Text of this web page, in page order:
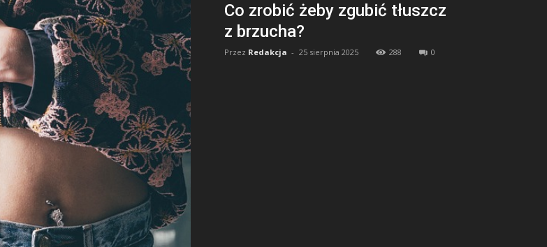
Co zrobić żeby zgubić tłuszcz
z brzucha?
Przez Redakcja - 25 sierpnia 2025 288 0